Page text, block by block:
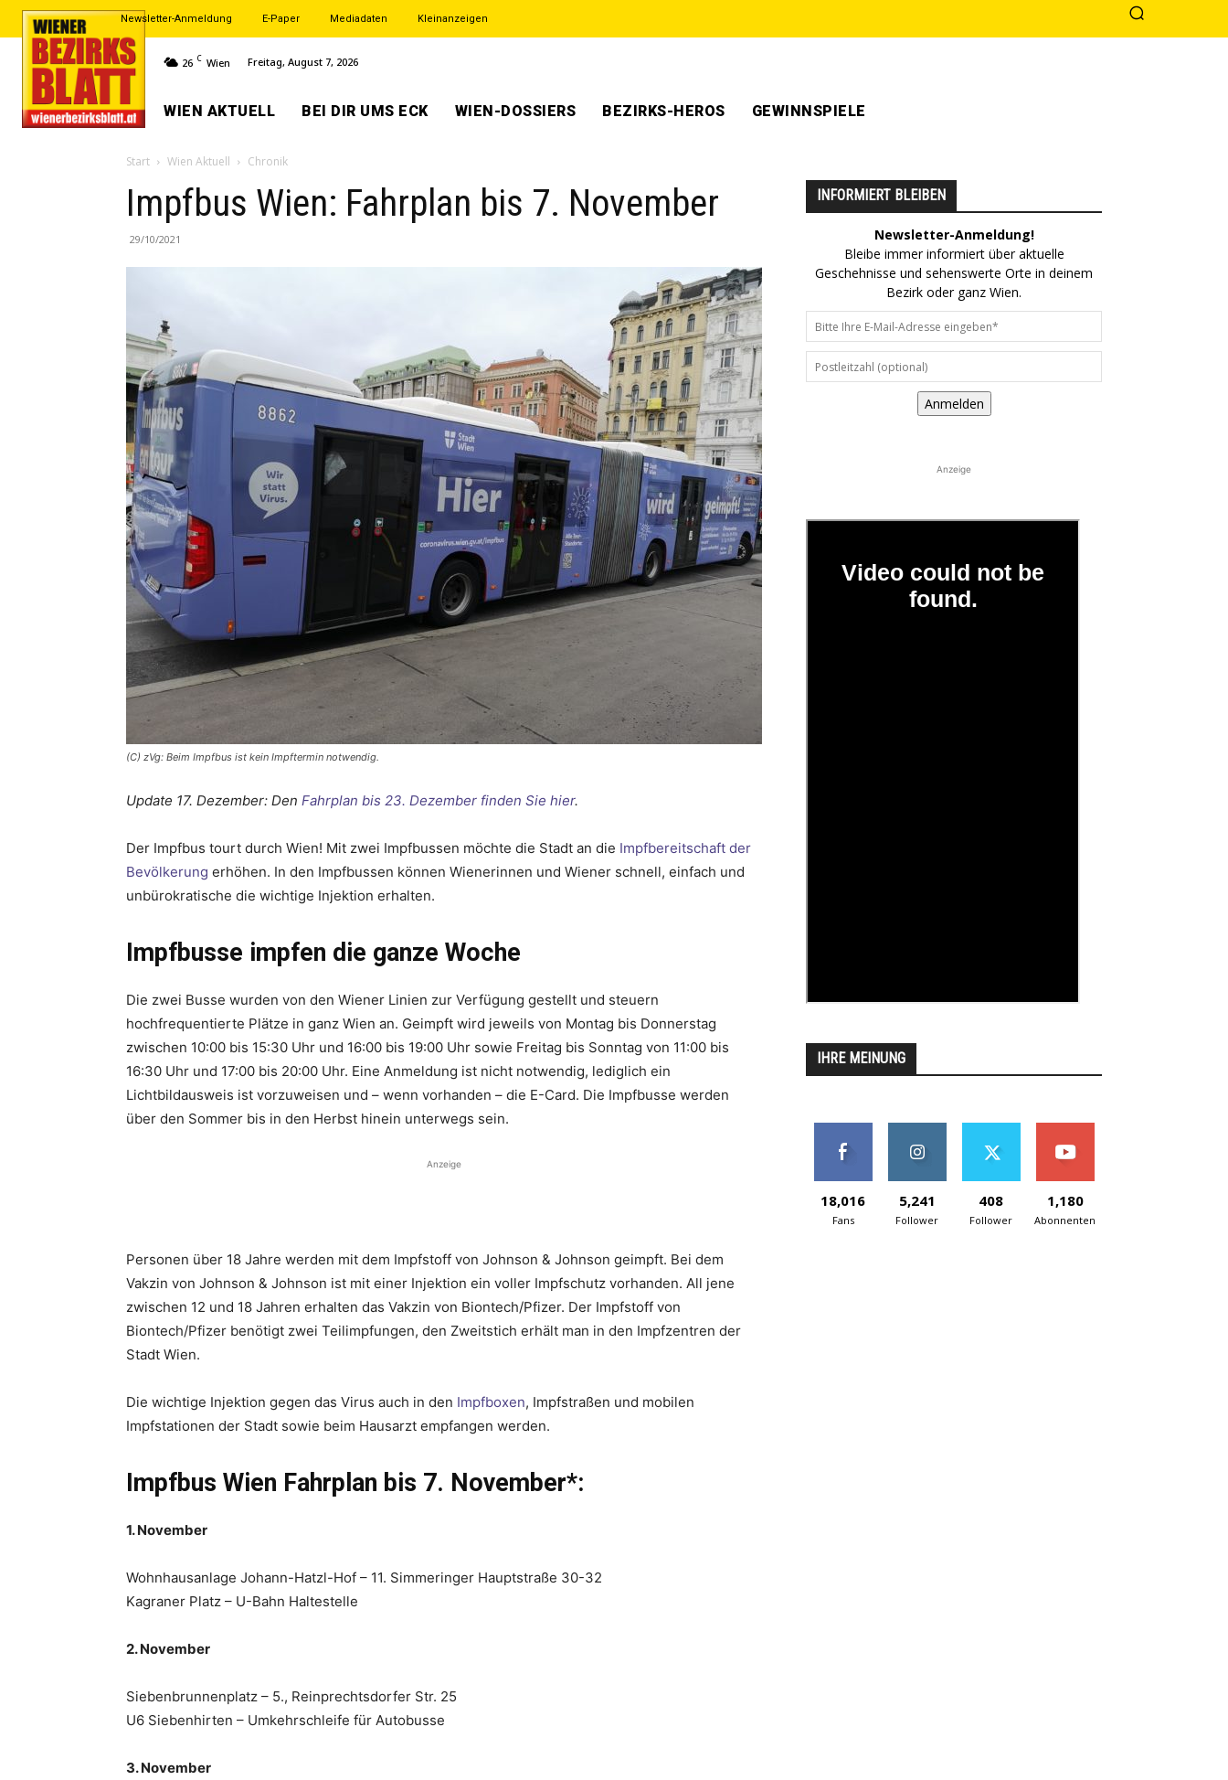
Newsletter-Anmeldung E-Paper Mediadaten Kleinanzeigen
26 C Wien Freitag, August 7, 2026
WIEN AKTUELL BEI DIR UMS ECK WIEN-DOSSIERS BEZIRKS-HEROS GEWINNSPIELE
Start Wien Aktuell Chronik
Impfbus Wien: Fahrplan bis 7. November
29/10/2021
(C) zVg: Beim Impfbus ist kein Impftermin notwendig.
Update 17. Dezember: Den Fahrplan bis 23. Dezember finden Sie hier.
Der Impfbus tourt durch Wien! Mit zwei Impfbussen möchte die Stadt an die Impfbereitschaft der
Bevölkerung erhöhen. In den Impfbussen können Wienerinnen und Wiener schnell, einfach und
unbürokratische die wichtige Injektion erhalten.
Impfbusse impfen die ganze Woche
Die zwei Busse wurden von den Wiener Linien zur Verfügung gestellt und steuern
hochfrequentierte Plätze in ganz Wien an. Geimpft wird jeweils von Montag bis Donnerstag
zwischen 10:00 bis 15:30 Uhr und 16:00 bis 19:00 Uhr sowie Freitag bis Sonntag von 11:00 bis
16:30 Uhr und 17:00 bis 20:00 Uhr. Eine Anmeldung ist nicht notwendig, lediglich ein
Lichtbildausweis ist vorzuweisen und – wenn vorhanden – die E-Card. Die Impfbusse werden
über den Sommer bis in den Herbst hinein unterwegs sein.
Anzeige
Personen über 18 Jahre werden mit dem Impfstoff von Johnson & Johnson geimpft. Bei dem
Vakzin von Johnson & Johnson ist mit einer Injektion ein voller Impfschutz vorhanden. All jene
zwischen 12 und 18 Jahren erhalten das Vakzin von Biontech/Pfizer. Der Impfstoff von
Biontech/Pfizer benötigt zwei Teilimpfungen, den Zweitstich erhält man in den Impfzentren der
Stadt Wien.
Die wichtige Injektion gegen das Virus auch in den Impfboxen, Impfstraßen und mobilen
Impfstationen der Stadt sowie beim Hausarzt empfangen werden.
Impfbus Wien Fahrplan bis 7. November*:
1. November
Wohnhausanlage Johann-Hatzl-Hof – 11. Simmeringer Hauptstraße 30-32
Kagraner Platz – U-Bahn Haltestelle
2. November
Siebenbrunnenplatz – 5., Reinprechtsdorfer Str. 25
U6 Siebenhirten – Umkehrschleife für Autobusse
3. November
INFORMIERT BLEIBEN
Newsletter-Anmeldung!
Bleibe immer informiert über aktuelle
Geschehnisse und sehenswerte Orte in deinem
Bezirk oder ganz Wien.
Anmelden
Anzeige
IHRE MEINUNG
18,016
Fans
5,241
Follower
408
Follower
1,180
Abonnenten